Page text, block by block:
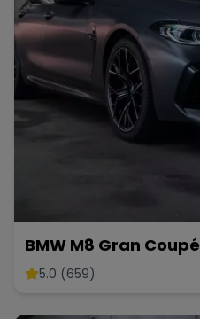
BMW M8 Gran Coupé
5.0 (659)